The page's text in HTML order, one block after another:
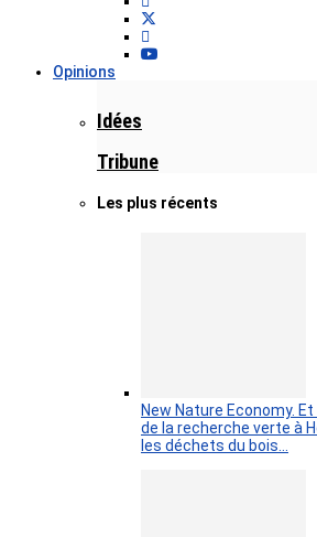
Opinions
Idées
Tribune
Les plus récents
New Nature Economy.
de la recherche verte à
les déchets du bois…